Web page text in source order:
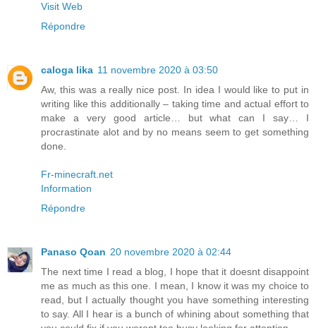
Visit Web
Répondre
caloga lika 11 novembre 2020 à 03:50
Aw, this was a really nice post. In idea I would like to put in
writing like this additionally – taking time and actual effort to
make a very good article… but what can I say… I
procrastinate alot and by no means seem to get something
done.
Fr-minecraft.net
Information
Répondre
Panaso Qoan 20 novembre 2020 à 02:44
The next time I read a blog, I hope that it doesnt disappoint
me as much as this one. I mean, I know it was my choice to
read, but I actually thought you have something interesting
to say. All I hear is a bunch of whining about something that